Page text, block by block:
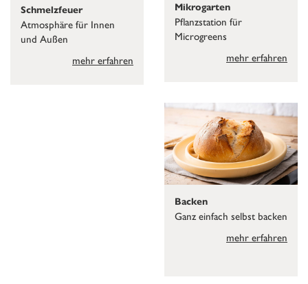
Schmelzfeuer
Atmosphäre für Innen
und Außen
mehr erfahren
Mikrogarten
Pflanzstation für
Microgreens
mehr erfahren
Backen
Ganz einfach selbst backen
mehr erfahren